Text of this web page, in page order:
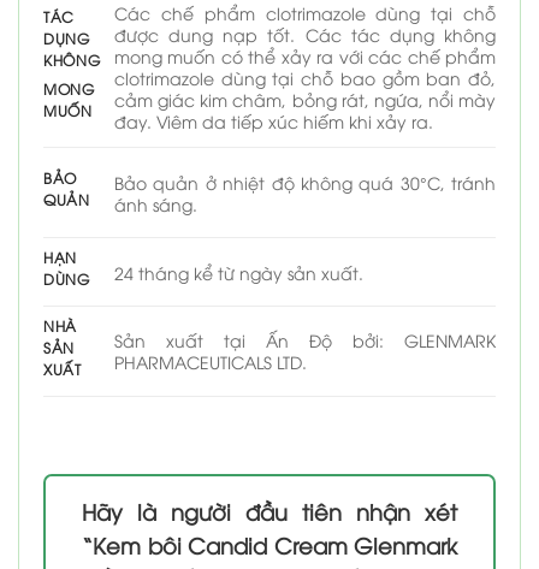
TÁC
DỤNG
KHÔNG
MONG
MUỐN
Các chế phẩm clotrimazole dùng tại chỗ
được dung nạp tốt. Các tác dụng không
mong muốn có thể xảy ra với các chế phẩm
clotrimazole dùng tại chỗ bao gồm ban đỏ,
cảm giác kim châm, bỏng rát, ngứa, nổi mày
đay. Viêm da tiếp xúc hiếm khi xảy ra.
BẢO
QUẢN
Bảo quản ở nhiệt độ không quá 30°C, tránh
ánh sáng.
HẠN
DÙNG
24 tháng kể từ ngày sản xuất.
NHÀ
SẢN
XUẤT
Sản xuất tại Ấn Độ bởi: GLENMARK
PHARMACEUTICALS LTD.
Hãy là người đầu tiên nhận xét
“Kem bôi Candid Cream Glenmark